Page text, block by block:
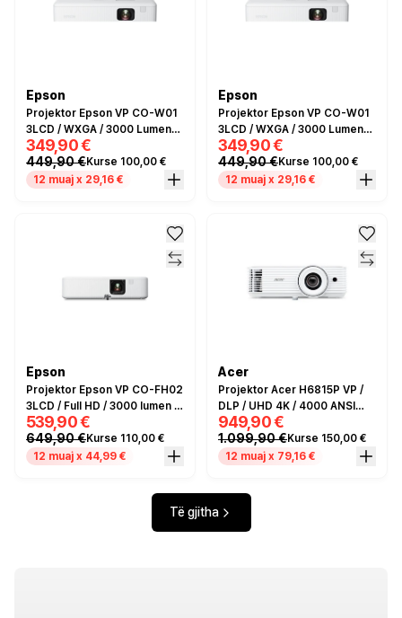
Epson
Projektor Epson VP CO-W01
3LCD / WXGA / 3000 Lumens /
HDMI+USB - Bardhë
349,90 €
449,90 €Kurse 100,00 €
12 muaj x 29,16 €
Epson
Projektor Epson VP CO-W01
3LCD / WXGA / 3000 Lumens /
HDMI+USB – Bardhë
349,90 €
449,90 €Kurse 100,00 €
12 muaj x 29,16 €
Epson
Projektor Epson VP CO-FH02
3LCD / Full HD / 3000 lumen /
6000h / HDMI+USB - Bardhë
539,90 €
649,90 €Kurse 110,00 €
12 muaj x 44,99 €
Acer
Projektor Acer H6815P VP /
DLP / UHD 4K / 4000 ANSI
Lumens / 10,000:1 / 12,000h
ExtremeEco / 2x HDMI 2.0 +
PC Audio - Bardhë
949,90 €
1.099,90 €Kurse 150,00 €
12 muaj x 79,16 €
Të gjitha